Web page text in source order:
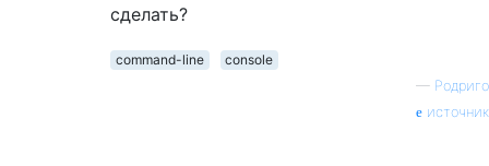
сделать?
command-line
console
— Родриго
источник